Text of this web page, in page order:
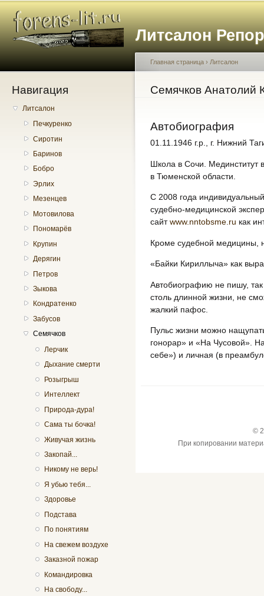
Литсалон
Навигация
Литсалон
Печкуренко
Сиротин
Баринов
Бобро
Эрлих
Мезенцев
Мотовилова
Пономарёв
Крупин
Дерягин
Петров
Зыкова
Кондратенко
Забусов
Семячков
Лерчик
Дыхание смерти
Розыгрыш
Интеллект
Природа-дура!
Сама ты бочка!
Живучая жизнь
Закопай...
Никому не верь!
Я убью тебя...
Здоровье
Подстава
По понятиям
На свежем воздухе
Заказной пожар
Командировка
На свободу...
Вы здесь
Главная страница › Литсалон
Семячков Анатолий
Автобиография
01.11.1946 г.р., г. Нижний
Школа в Сочи. Мединститут
в Тюменской области.
С 2008 года
судебно-медицинской
сайтwww.nntobsme.ru как
Кроме судебной медицины,
«Байки Кириллыча» как
Автобиографию не пишу, так
столь длинной жизни, не
жалкий пафос.
Пульс жизни можно
гонорар» и «На Чусовой».
себе») и личная (в
©
При копировании